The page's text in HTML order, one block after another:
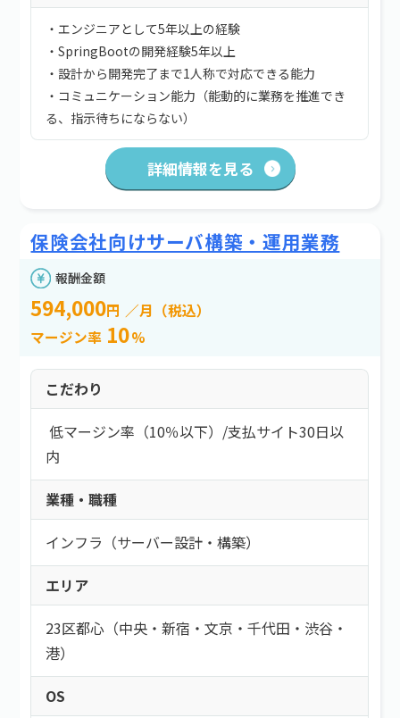
・エンジニアとして5年以上の経験
・SpringBootの開発経験5年以上
・設計から開発完了まで1人称で対応できる能力
・コミュニケーション能力（能動的に業務を推進でき
る、指示待ちにならない）
詳細情報を見る
保険会社向けサーバ構築・運用業務
報酬金額
594,000円 ／月（税込）
マージン率 10%
こだわり
低マージン率（10％以下） /支払サイト30日以
内
業種・職種
インフラ（サーバー設計・構築）
エリア
23区都心（中央・新宿・文京・千代田・渋谷・
港）
OS